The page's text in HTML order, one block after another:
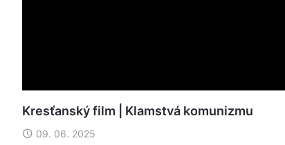
Kresťanský film | Klamstvá komunizmu
09. 06. 2025